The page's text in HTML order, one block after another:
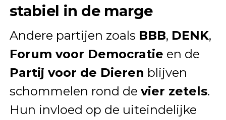
stabiel in de marge
Andere partijen zoals BBB, DENK,
Forum voor Democratie en de
Partij voor de Dieren blijven
schommelen rond de vier zetels.
Hun invloed op de uiteindelijke